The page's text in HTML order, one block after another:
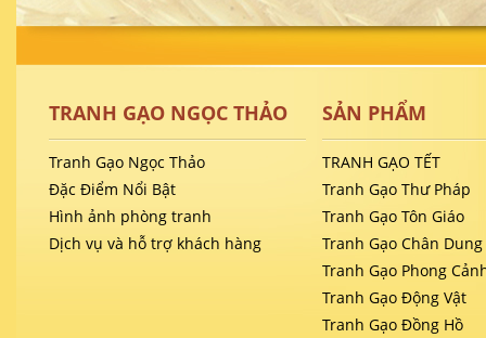
TRANH GẠO NGỌC THẢO
Tranh Gạo Ngọc Thảo
Đặc Điểm Nổi Bật
Hình ảnh phòng tranh
Dịch vụ và hỗ trợ khách hàng
SẢN PHẨM
TRANH GẠO TẾT
Tranh Gạo Thư Pháp
Tranh Gạo Tôn Giáo
Tranh Gạo Chân Dung
Tranh Gạo Phong
Tranh Gạo Động Vật
Tranh Gạo Đồng Hồ